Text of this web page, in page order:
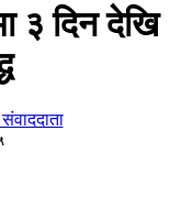
३ दिन देखि